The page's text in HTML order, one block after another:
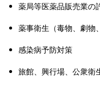
薬局等医薬品販売業の
薬事衛生（毒物、劇物
感染病予防対策
旅館、興行場、公衆衛